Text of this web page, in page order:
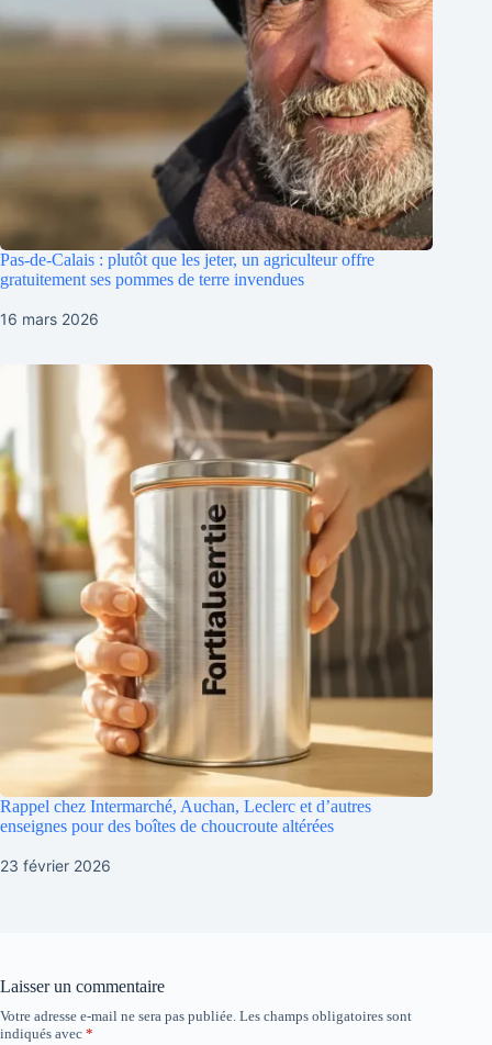
Pas-de-Calais : plutôt que les jeter, un agriculteur offre
gratuitement ses pommes de terre invendues
16 mars 2026
Rappel chez Intermarché, Auchan, Leclerc et d’autres
enseignes pour des boîtes de choucroute altérées
23 février 2026
Laisser un commentaire
Votre adresse e-mail ne sera pas publiée. Les champs obligatoires sont
indiqués avec *